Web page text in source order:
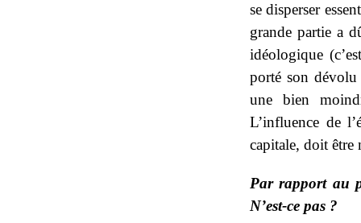
se disperser
grande partie a
idéologique
porté son
une bien
L’influence de
capitale, doit
Par rapport au
N’est-ce pas ?